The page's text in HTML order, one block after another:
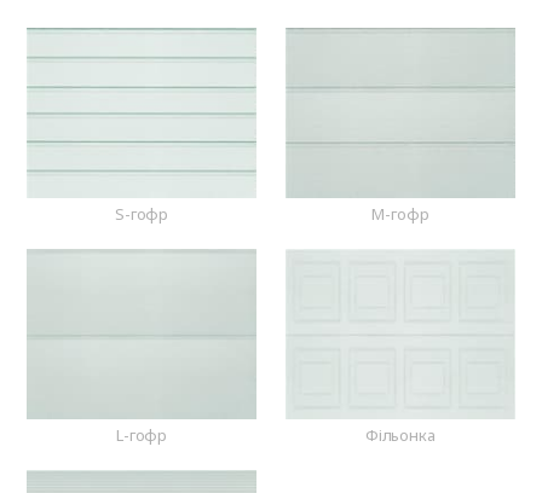
S-гофр M-гофр
L-гофр Фільонка